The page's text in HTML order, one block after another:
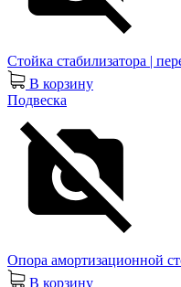
Стойка стабилизатора |
В корзину
Подвеска
Опора амортизационной
В корзину